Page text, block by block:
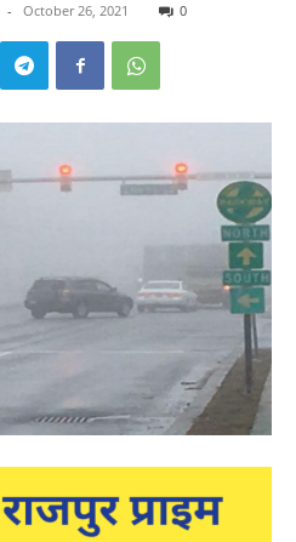
- October 26, 2021 0